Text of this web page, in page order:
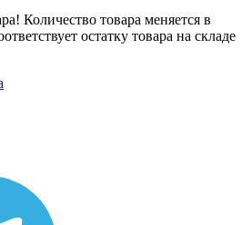
Количество товара меняется в
остатку товара на складе